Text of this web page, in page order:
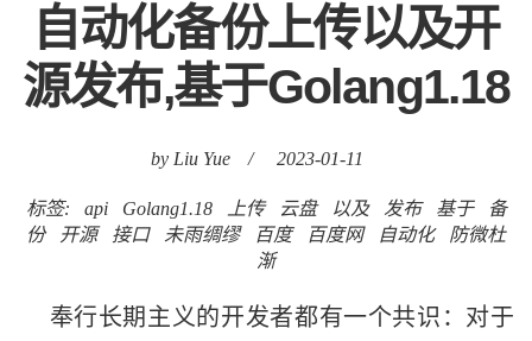
自动化备份上传以及开
源发布,基于Golang1.18
by Liu Yue / 2023-01-11
标签: api Golang1.18 上传 云盘 以及 发布 基于
备
份
开源 接口 未雨绸缪 百度 百度网 自动化
防微杜
渐
奉行长期主义的开发者都有一个共识：对于